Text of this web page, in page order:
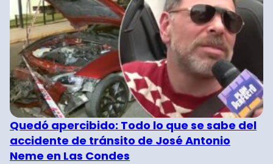
Quedó apercibido: Todo lo que se sabe del
accidente de tránsito de José Antonio
Neme en Las Condes